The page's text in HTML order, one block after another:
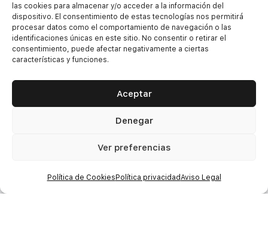
las cookies para almacenar y/o acceder a la información del
dispositivo. El consentimiento de estas tecnologías nos permitirá
procesar datos como el comportamiento de navegación o las
identificaciones únicas en este sitio. No consentir o retirar el
consentimiento, puede afectar negativamente a ciertas
características y funciones.
Aceptar
Denegar
Ver preferencias
Política de Cookies Política privacidadAviso Legal